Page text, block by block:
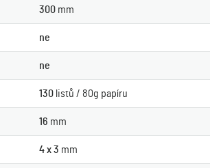
300 mm
ne
ne
130 listů / 80g papíru
16 mm
4 x 3 mm